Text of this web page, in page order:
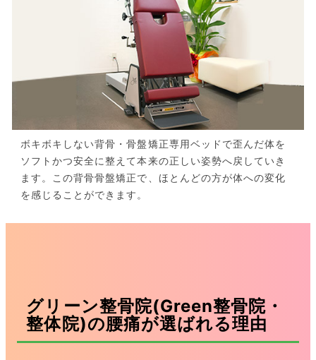
ボキボキしない背骨・骨盤矯正専用ベッドで歪んだ体を
ソフトかつ安全に整えて本来の正しい姿勢へ戻していき
ます。この背骨骨盤矯正で、ほとんどの方が体への変化
を感じることができます。
グリーン整骨院(Green整骨院・
整体院)の腰痛が選ばれる理由